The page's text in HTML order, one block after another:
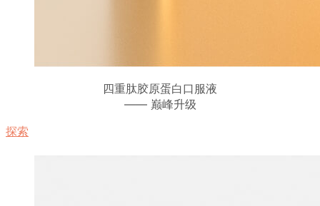
四重肽胶原蛋白口服液
—— 巅峰升级
探索